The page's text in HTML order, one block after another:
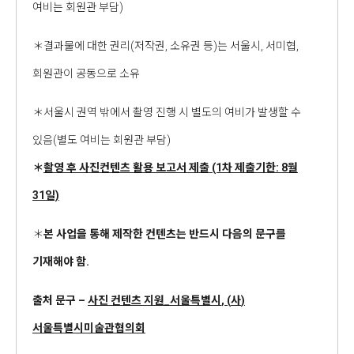
여비는 회원관 부담)
＊결과물에 대한 권리(저작권, 소유권 등)는 서울시, 서미협,
회원관이 공동으로 소유
＊서울시 권역 밖에서 촬영 진행 시 별도의 여비가 발생할 수
있음(별도 여비는 회원관 부담)
＊촬영 후 사진컨텐츠 활용 보고서 제출 (1차 제출기한: 8월
31일)
＊본 사업을 통해 제작한 컨텐츠는 반드시 다음의 문구를
기재해야 함.
출처 문구 – 사진 컨텐츠 지원 서울특별시 , (사)
서울특별시미술관협의회